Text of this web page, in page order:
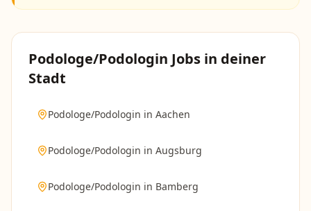
Podologe/Podologin Jobs in deiner
Stadt
Podologe/Podologin in Aachen
Podologe/Podologin in Augsburg
Podologe/Podologin in Bamberg